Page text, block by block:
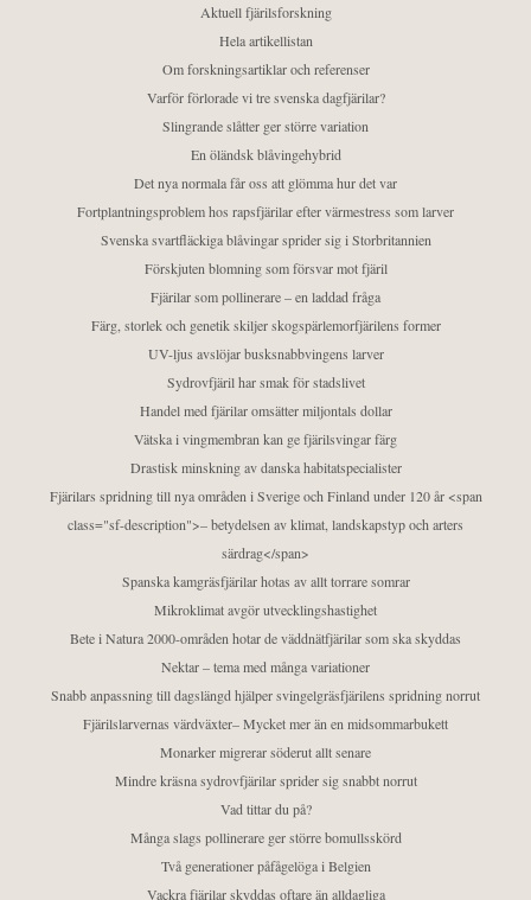
Aktuell fjärilsforskning
Hela artikellistan
Om forskningsartiklar och referenser
Varför förlorade vi tre svenska dagfjärilar?
Slingrande slåtter ger större variation
En öländsk blåvingehybrid
Det nya normala får oss att glömma hur det var
Fortplantningsproblem hos rapsfjärilar efter värmestress som larver
Svenska svartfläckiga blåvingar sprider sig i Storbritannien
Förskjuten blomning som försvar mot fjäril
Fjärilar som pollinerare – en laddad fråga
Färg, storlek och genetik skiljer skogspärlemorfjärilens former
UV-ljus avslöjar busksnabbvingens larver
Sydrovfjäril har smak för stadslivet
Handel med fjärilar omsätter miljontals dollar
Vätska i vingmembran kan ge fjärilsvingar färg
Drastisk minskning av danska habitatspecialister
Fjärilars spridning till nya områden i Sverige och Finland under 120 år <span
class="sf-description">– betydelsen av klimat, landskapstyp och arters
särdrag</span>
Spanska kamgräsfjärilar hotas av allt torrare somrar
Mikroklimat avgör utvecklingshastighet
Bete i Natura 2000-områden hotar de väddnätfjärilar som ska skyddas
Nektar – tema med många variationer
Snabb anpassning till dagslängd hjälper svingelgräsfjärilens spridning norrut
Fjärilslarvernas värdväxter– Mycket mer än en midsommarbukett
Monarker migrerar söderut allt senare
Mindre kräsna sydrovfjärilar sprider sig snabbt norrut
Vad tittar du på?
Många slags pollinerare ger större bomullsskörd
Två generationer påfågelöga i Belgien
Vackra fjärilar skyddas oftare än alldagliga